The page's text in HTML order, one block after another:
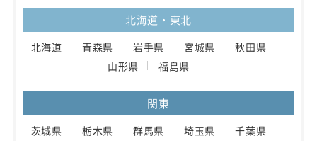
北海道・東北
北海道 青森県 岩手県 宮城県
秋田県
山形県
福島県
関東
茨城県 栃木県 群馬県 埼玉県
千葉県